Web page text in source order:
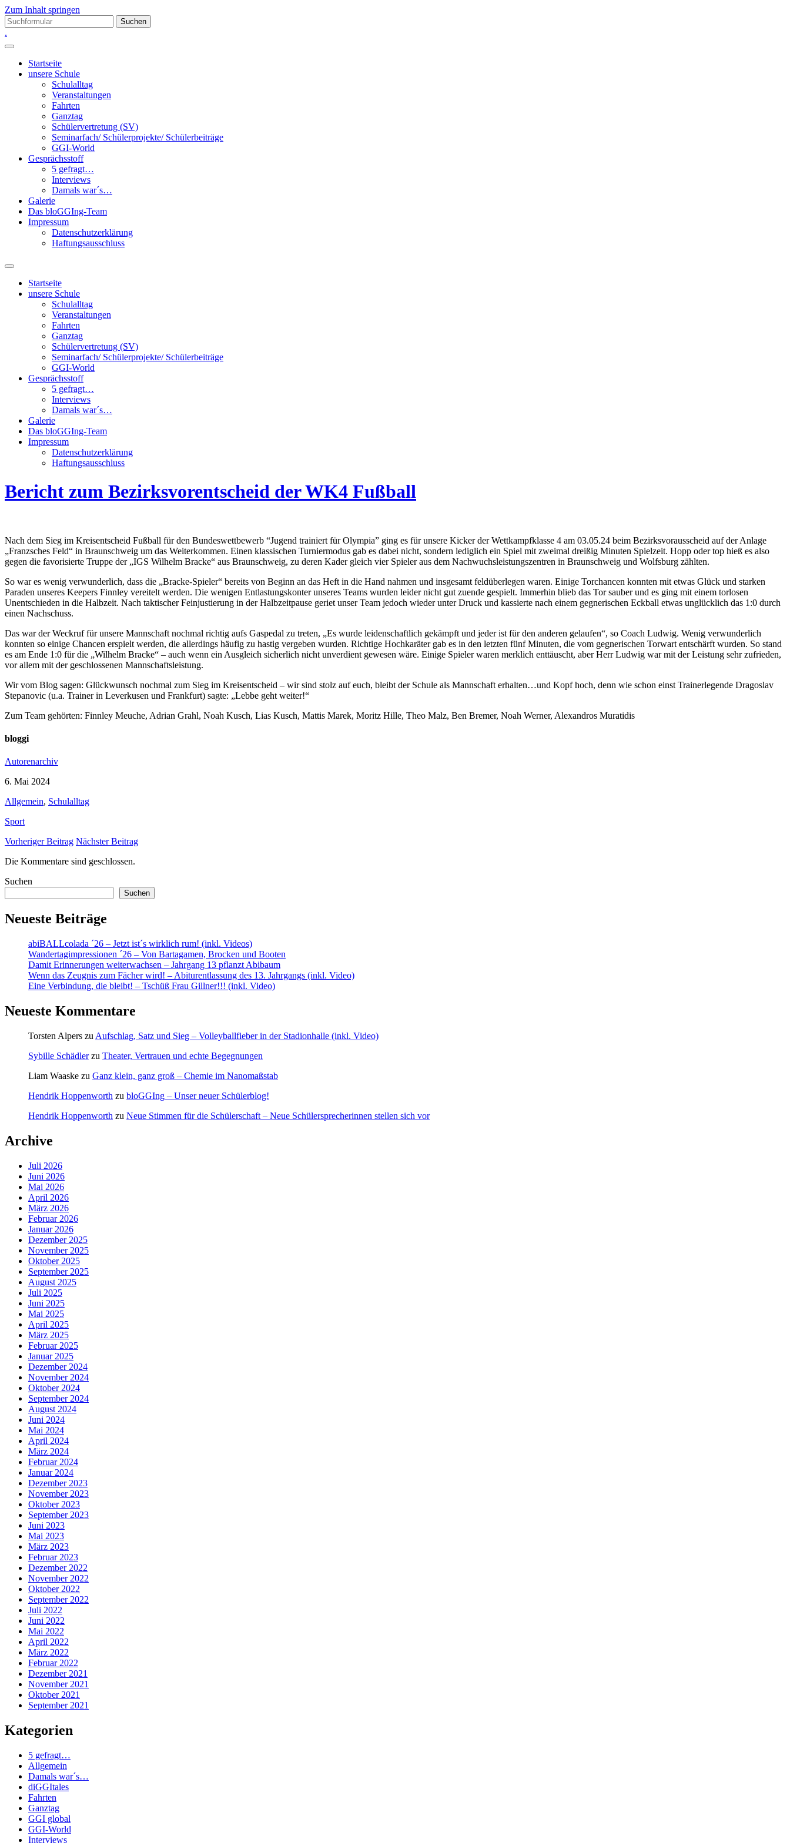
Zum Inhalt springen
Suchen
nach:
.
Startseite
unsere Schule
Schulalltag
Veranstaltungen
Fahrten
Ganztag
Schülervertretung (SV)
Seminarfach/ Schülerprojekte/ Schülerbeiträge
GGI-World
Gesprächsstoff
5 gefragt…
Interviews
Damals war´s…
Galerie
Das bloGGIng-Team
Impressum
Datenschutzerklärung
Haftungsausschluss
Suchfeld
ein-/ausblenden
Startseite
unsere Schule
Schulalltag
Veranstaltungen
Fahrten
Ganztag
Schülervertretung (SV)
Seminarfach/ Schülerprojekte/ Schülerbeiträge
GGI-World
Gesprächsstoff
5 gefragt…
Interviews
Damals war´s…
Galerie
Das bloGGIng-Team
Impressum
Datenschutzerklärung
Haftungsausschluss
Bericht zum Bezirksvorentscheid der WK4 Fußball
Nach dem Sieg im Kreisentscheid Fußball für den Bundeswettbewerb “Jugend trainiert für Olympia” ging es für unsere Kicker der Wettkampfklasse 4 am 03.05.24 beim Bezirksvorausscheid auf der Anlage
„Franzsches Feld“ in Braunschweig um das Weiterkommen. Einen klassischen Turniermodus gab es dabei nicht, sondern lediglich ein Spiel mit zweimal dreißig Minuten Spielzeit. Hopp oder top hieß es also
gegen die favorisierte Truppe der „IGS Wilhelm Bracke“ aus Braunschweig, zu deren Kader gleich vier Spieler aus dem Nachwuchsleistungszentren in Braunschweig und Wolfsburg zählten.
So war es wenig verwunderlich, dass die „Bracke-Spieler“ bereits von Beginn an das Heft in die Hand nahmen und insgesamt feldüberlegen waren. Einige Torchancen konnten mit etwas Glück und starken
Paraden unseres Keepers Finnley vereitelt werden. Die wenigen Entlastungskonter unseres Teams wurden leider nicht gut zuende gespielt. Immerhin blieb das Tor sauber und es ging mit einem torlosen
Unentschieden in die Halbzeit. Nach taktischer Feinjustierung in der Halbzeitpause geriet unser Team jedoch wieder unter Druck und kassierte nach einem gegnerischen Eckball etwas unglücklich das 1:0 durch
einen Nachschuss.
Das war der Weckruf für unsere Mannschaft nochmal richtig aufs Gaspedal zu treten, „Es wurde leidenschaftlich gekämpft und jeder ist für den anderen gelaufen“, so Coach Ludwig. Wenig verwunderlich
konnten so einige Chancen erspielt werden, die allerdings häufig zu hastig vergeben wurden. Richtige Hochkaräter gab es in den letzten fünf Minuten, die vom gegnerischen Torwart entschärft wurden. So stand
es am Ende 1:0 für die „Wilhelm Bracke“ – auch wenn ein Ausgleich sicherlich nicht unverdient gewesen wäre. Einige Spieler waren merklich enttäuscht, aber Herr Ludwig war mit der Leistung sehr zufrieden,
vor allem mit der geschlossenen Mannschaftsleistung.
Wir vom Blog sagen: Glückwunsch nochmal zum Sieg im Kreisentscheid – wir sind stolz auf euch, bleibt der Schule als Mannschaft erhalten…und Kopf hoch, denn wie schon einst Trainerlegende Dragoslav
Stepanovic (u.a. Trainer in Leverkusen und Frankfurt) sagte: „Lebbe geht weiter!“
Zum Team gehörten: Finnley Meuche, Adrian Grahl, Noah Kusch, Lias Kusch, Mattis Marek, Moritz Hille, Theo Malz, Ben Bremer, Noah Werner, Alexandros Muratidis
bloggi
Autorenarchiv
6. Mai 2024
Allgemein, Schulalltag
Sport
Vorheriger Beitrag Nächster Beitrag
Die Kommentare sind geschlossen.
Suchen
Suchen
Neueste Beiträge
abiBALLcolada ´26 – Jetzt ist´s wirklich rum! (inkl. Videos)
Wandertagimpressionen ´26 – Von Bartagamen, Brocken und Booten
Damit Erinnerungen weiterwachsen – Jahrgang 13 pflanzt Abibaum
Wenn das Zeugnis zum Fächer wird! – Abiturentlassung des 13. Jahrgangs (inkl. Video)
Eine Verbindung, die bleibt! – Tschüß Frau Gillner!!! (inkl. Video)
Neueste Kommentare
Torsten Alpers zu Aufschlag, Satz und Sieg – Volleyballfieber in der Stadionhalle (inkl. Video)
Sybille Schädlerzu Theater, Vertrauen und echte Begegnungen
Liam Waaske zu Ganz klein, ganz groß – Chemie im Nanomaßstab
Hendrik Hoppenworth zu bloGGIng – Unser neuer Schülerblog!
Hendrik Hoppenworth zu Neue Stimmen für die Schülerschaft – Neue Schülersprecherinnen stellen sich vor
Archive
Juli 2026
Juni 2026
Mai 2026
April 2026
März 2026
Februar 2026
Januar 2026
Dezember 2025
November 2025
Oktober 2025
September 2025
August 2025
Juli 2025
Juni 2025
Mai 2025
April 2025
März 2025
Februar 2025
Januar 2025
Dezember 2024
November 2024
Oktober 2024
September 2024
August 2024
Juni 2024
Mai 2024
April 2024
März 2024
Februar 2024
Januar 2024
Dezember 2023
November 2023
Oktober 2023
September 2023
Juni 2023
Mai 2023
März 2023
Februar 2023
Dezember 2022
November 2022
Oktober 2022
September 2022
Juli 2022
Juni 2022
Mai 2022
April 2022
März 2022
Februar 2022
Dezember 2021
November 2021
Oktober 2021
September 2021
Kategorien
5 gefragt…
Allgemein
Damals war´s…
diGGItales
Fahrten
Ganztag
GGI global
GGI-World
Interviews